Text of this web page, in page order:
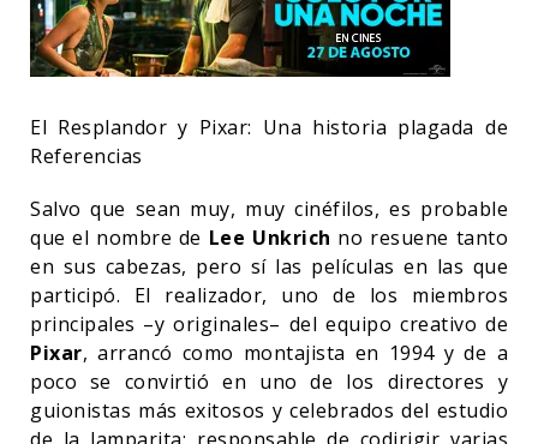
El Resplandor y Pixar: Una historia plagada de
Referencias
Salvo que sean muy, muy cinéfilos, es probable
que el nombre de Lee Unkrich no resuene tanto
en sus cabezas, pero sí las películas en las que
participó. El realizador, uno de los miembros
principales –y originales– del equipo creativo de
Pixar, arrancó como montajista en 1994 y de a
poco se convirtió en uno de los directores y
guionistas más exitosos y celebrados del estudio